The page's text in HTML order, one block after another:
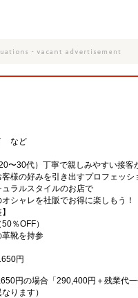
など
〜30代）丁寧で親しみやすい接客
様の好みを引き出すプロフェッシ
ラルスタイルのお店で
シャレを社販でお得に楽しもう！
％OFF）
靴を持参
円
円の場合「290,400円＋残業代
ります）